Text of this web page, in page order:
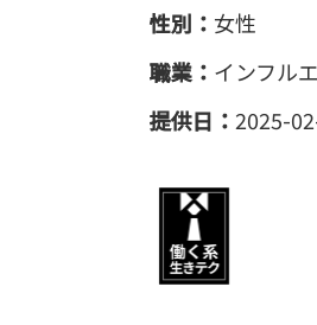
性別： 女性
職業： インフル
提供日： 2025-